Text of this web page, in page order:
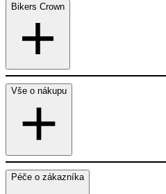
Bikers Crown
Vše o nákupu
Péče o zákazníka